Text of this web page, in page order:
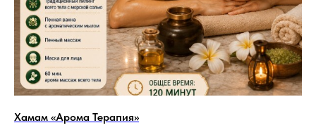
Хамам «Арома Терапия»